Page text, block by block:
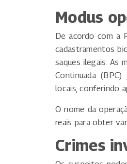
Modus
De acordo com a
cadastramentos
saques ilegais. As
Continuada
locais, conferindo
O nome da
reais para obter
Crimes